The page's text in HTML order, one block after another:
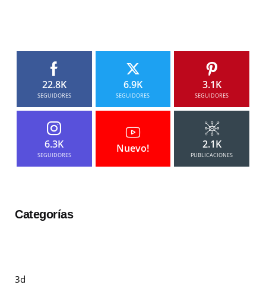
22.8K
SEGUIDORES
6.9K
SEGUIDORES
3.1K
SEGUIDORES
6.3K
SEGUIDORES
Nuevo! 2.1K
PUBLICACIONES
Categorías
3d